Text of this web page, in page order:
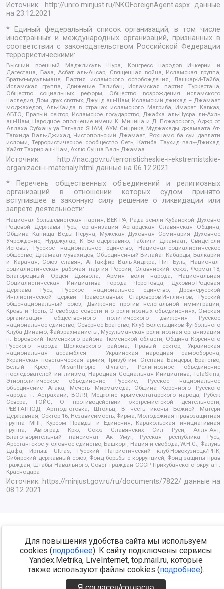
Источник: http://unro.minjust.ru/NKOForeignAgent.aspxданные
на23.12.2021
* Единый федеральный список организаций, в том числе
иностранных и международных организаций, признанных в
соответствии с законодательством Российской Федерации
террористическими:
Высший военный Маджлисуль Шура, Конгресс народов Ичкерии и
Дагестана, База, Асбат аль-Ансар, Священная война, Исламская группа,
Братья-мусульмане, Партия исламского освобождения, Лашкар-И-Тайба,
Исламская группа, Движение Талибан, Исламская партия Туркестана,
Общество социальных реформ, Общество возрождения исламского
наследия, Дом двух святых, Джунд аш-Шам, Исламский джихад – Джамаат
моджахедов, Аль-Каида в странах исламского Магриба, Имарат Кавказ,
АБТО, Правый сектор, Исламское государство, Джабха аль-Нусра ли-Ахль
аш-Шам, Народное ополчение имени К. Минина и Д. Пожарского, Аджр от
Аллаха Субхану уа Тагьаля SHAM, АУМ Синрике, Муджахеды джамаата Ат-
Тавхида Валь-Джихад, Чистопольский Джамаат, Рохнамо ба суи давлати
исломи, Террористическое сообщество Сеть, Катиба Таухид валь-Джихад,
Хайят Тахрир аш-Шам, Ахлю Сунна Валь Джамаа
Источник:
http://nac.gov.ru/terroristicheskie-i-ekstremistskie-
organizacii-i-materialy.html данные на06.12.2021
* Перечень общественных объединений и религиозных
организаций в отношении которых судом принято
вступившее в законную силу решение о ликвидации или
запрете деятельности:
Национал-большевистская партия, ВЕК РА, Рада земли Кубанской Духовно
Родовой Державы Русь, организация Асгардская Славянская Община,
Община Капища Веды Перуна, Мужская Духовная Семинария Духовное
Учреждение, Нурджулар, К Богодержавию, Таблиги Джамаат, Свидетели
Иеговы, Русское национальное единство, Национал-социалистическое
общество, Джамаат мувахидов, Объединенный Вилайат Кабарды, Балкарии
и Карачая, Союз славян, Ат-Такфир Валь-Хиджра, Пит Буль, Национал-
социалистическая рабочая партия России, Славянский союз, Формат-18,
Благородный Орден Дьявола, Армия воли народа, Национальная
Социалистическая Инициатива города Череповца, Духовно-Родовая
Держава Русь, Русское национальное единство, Древнерусской
Инглистической церкви Православных Староверов-Инглингов, Русский
общенациональный союз, Движение против нелегальной иммиграции,
Кровь и Честь, О свободе совести и о религиозных объединениях, Омская
организация общественного политического движения Русское
национальное единство, Северное Братство, Клуб Болельщиков Футбольного
Клуба Динамо, Файзрахманисты, Мусульманская религиозная организация
п. Боровский Тюменского района Тюменской области, Община Коренного
Русского народа Щелковского района, Правый сектор, Украинская
национальная ассамблея – Украинская народная самооборона,
Украинская повстанческая армия, Тризуб им. Степана Бандеры, Братство,
Белый Крест, Misanthropic division, Религиозное объединение
последователей инглиизма, Народная Социальная Инициатива, TulaSkins,
Этнополитическое объединение Русские, Русское национальное
объединение Атака, Мечеть Мирмамеда, Община Коренного Русского
народа г. Астрахани, ВОЛЯ, Меджлис крымскотатарского народа, Рубеж
Севера, ТОЙС, О противодействии экстремистской деятельности,
РЕВТАТПОД, Артподготовка, Штольц, В честь иконы Божией Матери
Державная, Сектор 16, Независимость, Фирма, Молодежная правозащитная
группа МПГ, Курсом Правды и Единения, Каракольская инициативная
группа, Автоград Крю, Союз Славянских Сил Руси, Алля-Аят,
Благотворительный пансионат Ак Умут, Русская республика Русь,
Арестантское уголовное единство, Башкорт, Нация и свобода, W.H.С., Фалунь
Дафа, Иртыш Ultras, Русский Патриотический клуб-Новокузнецк/РПК,
Сибирский державный союз, Фонд борьбы с коррупцией, Фонд защиты прав
граждан, Штабы Навального, Совет граждан СССР Прикубанского округа г.
Краснодара
Источник: https://minjust.gov.ru/ru/documents/7822/ данные на
08.12.2021
Для повышения удобства сайта мы используем
cookies (подробнее). К сайту подключены сервисы
Yandex.Metrika, LiveInternet, top.mail.ru, которые
также используют файлы cookies (подробнее).